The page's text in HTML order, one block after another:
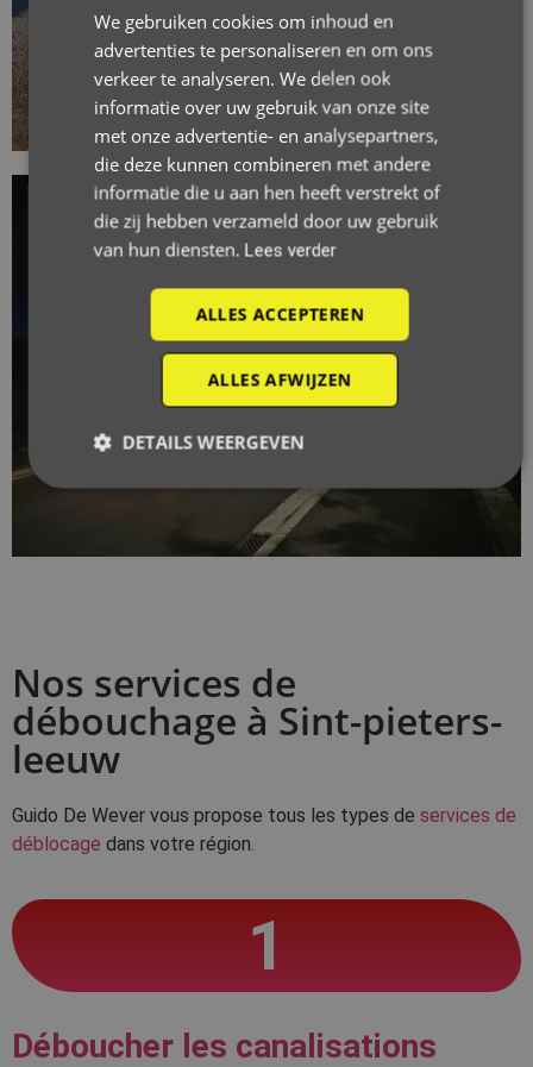
Nos services de
débouchage à Sint-pieters-
leeuw
Guido De Wever vous propose tous les types de services de
déblocage dans votre région.
1
Déboucher les canalisations
We gebruiken cookies om inhoud en
advertenties te personaliseren en om ons
verkeer te analyseren. We delen ook
informatie over uw gebruik van onze site
met onze advertentie- en analysepartners,
die deze kunnen combineren met andere
informatie die u aan hen heeft verstrekt of
die zij hebben verzameld door uw gebruik
van hun diensten. Lees verder
ALLES ACCEPTEREN
ALLES AFWIJZEN
DETAILS WEERGEVEN